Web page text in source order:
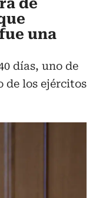
de
una
días, uno de
de los ejércitos